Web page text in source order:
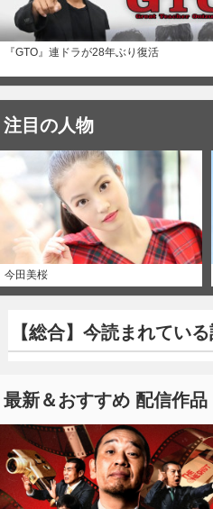
『GTO』連ドラが28年ぶり復活
注目の人物
今田美桜
【総合】今読まれてい
最新＆おすすめ 配信作品